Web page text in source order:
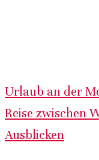
Urlaub an der
Reise zwischen
Ausblicken